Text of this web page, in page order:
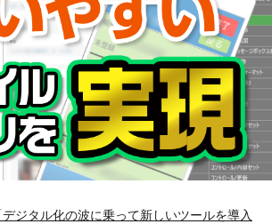
デジタル化の波に乗って新しいツールを導入